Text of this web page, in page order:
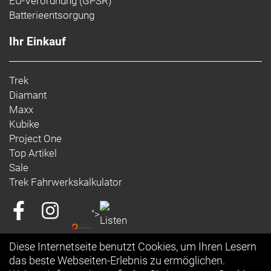
EU-Kontaktadresse:
Ceintuurbaan 2-20C,
3847 LG, Harderwijk,
https://www.trekbikes.com/contactUs/
Warn- und Sicherheitsinformationen:
Trek-, Bontrager- und Electra-Produkte: https://www.trekbikes.com/manuals/
Diamant-Produkte: https://www.diamantrad.com/manuals/
Batterieentsorgung
Ihr Einkauf
Trek
Diamant
Maxx
Kubike
Project One
Top Artikel
Sale
Trek Fahrwerkskalkulator
">
Diese Internetseite benutzt Cookies, um Ihren Lesern
das beste Webseiten-Erlebnis zu ermöglichen.